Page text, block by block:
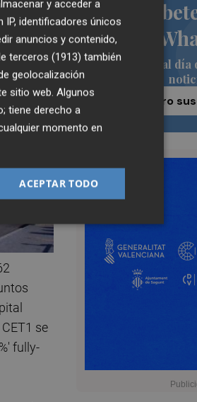
de
Siempre al día
¡Quiero
se
fully-
y acceder a
identificadores únicos
anuncios y contenido,
terceros (1913) también
geolocalización
sitio web. Algunos
tiene derecho a
momento en
ACEPTAR TODO